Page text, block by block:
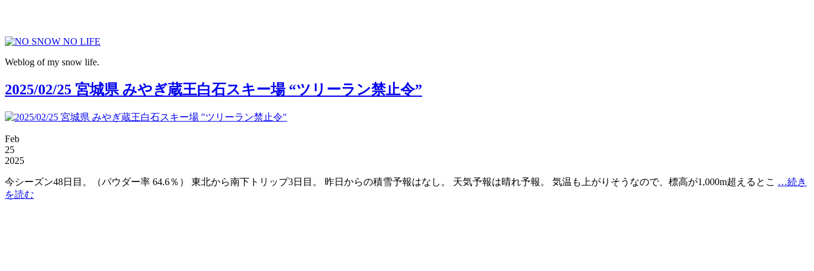
Weblog of my snow life.
2025/02/25 宮城県 みやぎ蔵王白石スキー場 “ツリーラン禁止令”
Feb
25
2025
今シーズン48日目。（パウダー率 64.6％） 東北から南下トリップ3日目。 昨日からの積雪予報はなし。 天気予報は晴れ予報。 気温も上がりそうなので、標高が1,000m超えるとこ …続き
を読む